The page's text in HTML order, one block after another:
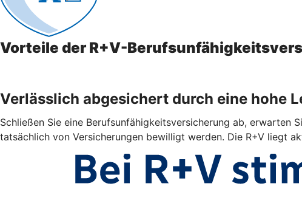
Vorteile der R+V-
Verlässlich abgesichert durch eine hohe
Schließen Sie eine Berufsunfähigkeitsversicherung ab,
tatsächlich von Versicherungen bewilligt werden. Die R+V liegt